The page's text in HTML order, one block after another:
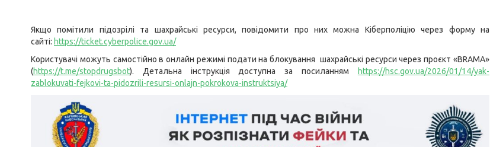
Якщо помітили підозрілі та шахрайські ресурси, повідомити про них можна Кіберполіцію через форму на
сайті: https://ticket.cyberpolice.gov.ua/
Користувачі можуть самостійно в онлайн режимі подати на блокування шахрайські ресурси через проєкт «BRAMA»
(https://t.me/stopdrugsbot). Детальна інструкція доступна за посиланням
https://hsc.gov.ua/2026/01/14/yak-
zablokuvati-fejkovi-ta-pidozrili-resursi-onlajn-pokrokova-instruktsiya/